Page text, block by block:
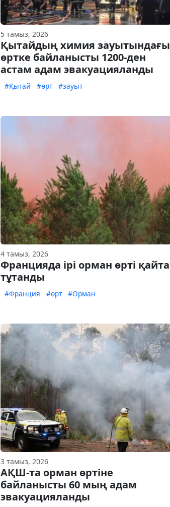
5 тамыз, 2026
Қытайдың химия зауытындағы
өртке байланысты 1200-ден
астам адам эвакуацияланды
#Қытай #өрт #зауыт
4 тамыз, 2026
Францияда ірі орман өрті қайта
тұтанды
#Франция #өрт #Орман
3 тамыз, 2026
АҚШ-та орман өртіне
байланысты 60 мың адам
эвакуацияланды